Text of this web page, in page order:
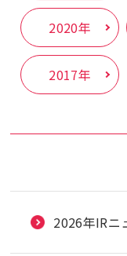
2020年
2017年
2026年IRニ